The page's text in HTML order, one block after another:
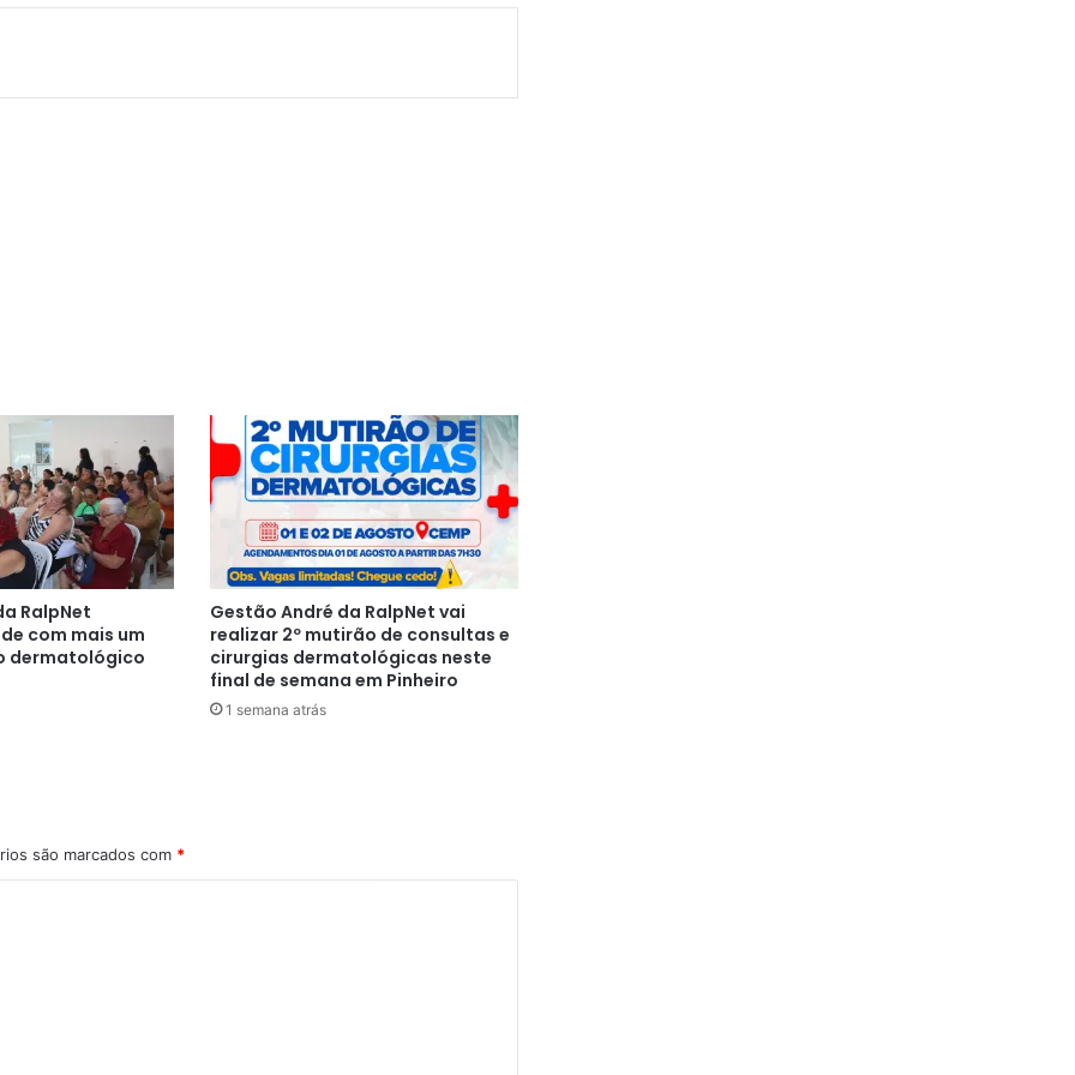
RalpNet
com mais um
dermatológico
Gestão André da RalpNet vai
realizar 2º mutirão de consultas e
cirurgias dermatológicas neste
final de semana em Pinheiro
1 semana atrás
são marcados com *